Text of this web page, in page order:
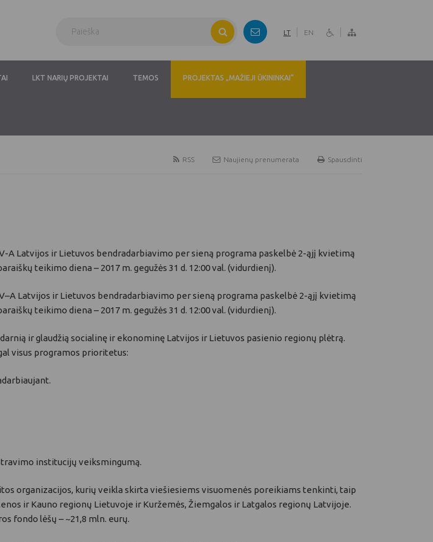
LT EN
LKT NARIŲ PROJEKTAI TEMOS PROJEKTAS „MAŽIEJI ŪKININKAI“
Spausdinti
Naujienų prenumerata
RSS
A Latvijos ir Lietuvos bendradarbiavimo per sieną programa paskelbė 2-ąjį kvietimą
teikimo diena – 2017 m. gegužės 31 d. 12:00 val. (vidurdienį).
Latvijos ir Lietuvos bendradarbiavimo per sieną programa paskelbė 2-ąjį kvietimą
teikimo diena – 2017 m. gegužės 31 d. 12:00 val. (vidurdienį).
ir glaudžią socialinę ir ekonominę Latvijos ir Lietuvos pasienio regionų plėtrą.
visus programos prioritetus:
institucijų veiksmingumą.
organizacijos, kurių veikla skirta viešiesiems visuomenės poreikiams tenkinti, taip
ir Kauno regionų Lietuvoje ir Kuržemės, Žiemgalos ir Latgalos regionų Latvijoje.
fondo lėšų – ~21,8 mln. eurų.